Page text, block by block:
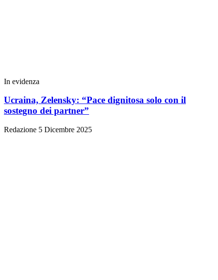
In evidenza
Ucraina, Zelensky: “Pace dignitosa solo con il
sostegno dei partner”
Redazione 5 Dicembre 2025